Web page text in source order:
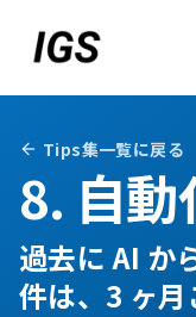
Tips集一覧に戻る
8. 自
過去に AI か
件は、3 ヶ